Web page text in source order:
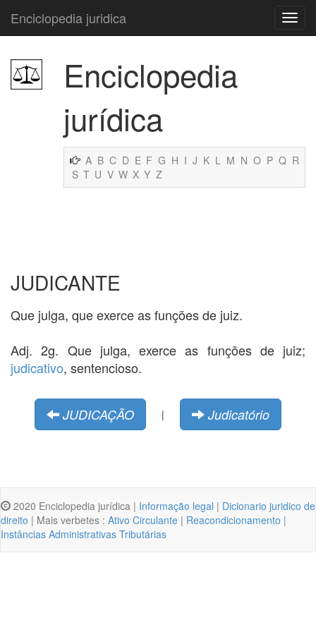
Enciclopedia juridica
Enciclopedia
jurídica
A B C D E F G H I J K L M N O P Q R
S T U V W X Y Z
JUDICANTE
Que julga, que exerce as funções de juiz.
Adj. 2g. Que julga, exerce as funções de juiz;
judicativo, sentencioso.
JUDICAÇÃO | Judicatório
2020 Enciclopedia jurídica | Informação legal | Dicionario juridico de
direito | Mais verbetes : Ativo Circulante | Reacondicionamento |
Instâncias Administrativas Tributárias